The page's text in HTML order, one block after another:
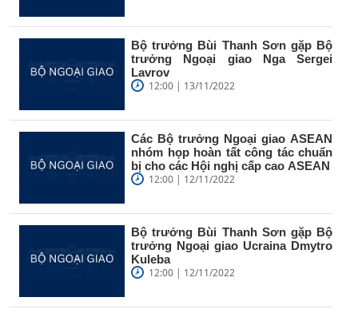
Bộ trưởng Bùi Thanh Sơn gặp Bộ
trưởng Ngoại giao Nga Sergei
Lavrov
12:00 | 13/11/2022
Các Bộ trưởng Ngoại giao ASEAN
nhóm họp hoàn tất công tác chuẩn
bị cho các Hội nghị cấp cao ASEAN
12:00 | 12/11/2022
Bộ trưởng Bùi Thanh Sơn gặp Bộ
trưởng Ngoại giao Ucraina Dmytro
Kuleba
12:00 | 12/11/2022